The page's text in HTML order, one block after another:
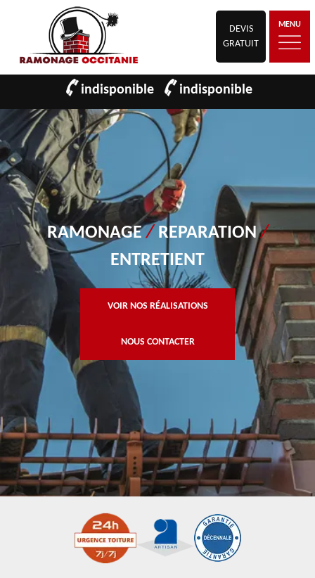
DEVIS
GRATUIT
MENU
indisponible indisponible
RAMONAGE/ REPARATION/
ENTRETIENT
VOIR NOS RÉALISATIONS
NOUS CONTACTER